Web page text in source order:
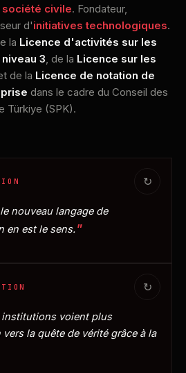
société civile. Fondateur,
d'initiatives technologiques.
la Licence d'activités sur les
3, de la Licence sur les
de la Licence de notation de
dans le cadre du Conseil des
Türkiye (SPK).
nouveau langage de
en est le sens.
↻
institutions voient plus
la quête de vérité grâce à la
↻